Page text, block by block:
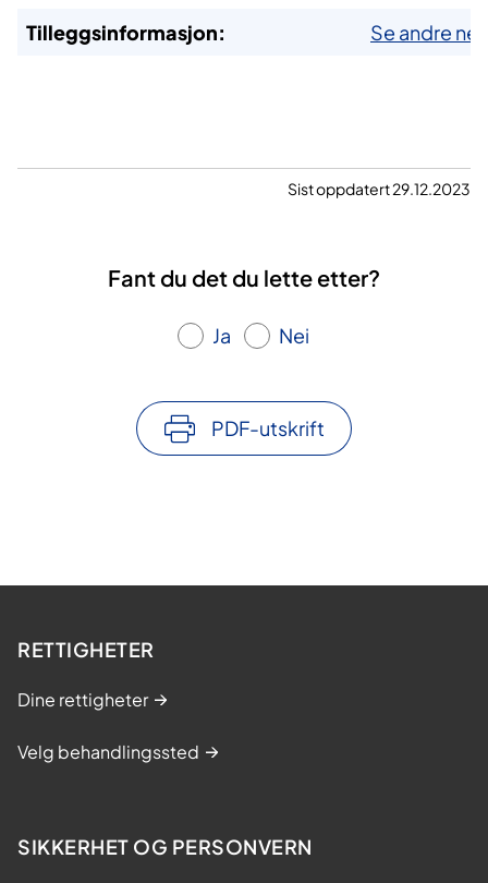
Tilleggsinformasjon:
Se andre
Sist oppdatert 29.12.2023
Fant du det du lette etter?
Ja Nei
PDF-utskrift
RETTIGHETER
Dine rettigheter
Velg behandlingssted
SIKKERHET OG PERSONVERN